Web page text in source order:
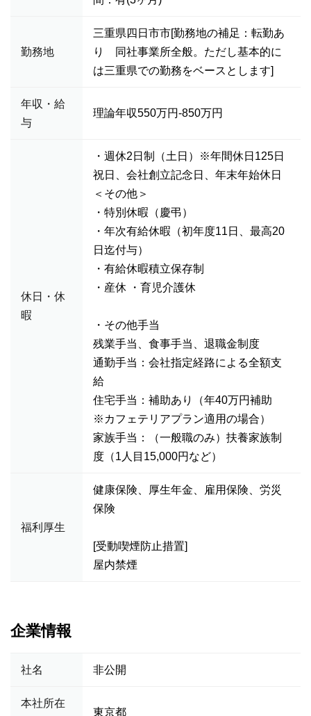
勤務地
三重県四日市市[勤務地の補足：転勤あ
り 同社事業所全般。ただし基本的に
は三重県での勤務をベースとします]
年収・給
与
理論年収550万円-850万円
休日・休
暇
・週休2日制（土日）※年間休日125日
祝日、会社創立記念日、年末年始休日
＜その他＞
・特別休暇（慶弔）
・年次有給休暇（初年度11日、最高20
日迄付与）
・有給休暇積立保存制
・産休 ・育児介護休
・その他手当
残業手当、食事手当、退職金制度
通勤手当：会社指定経路による全額支
給
住宅手当：補助あり（年40万円補助
※カフェテリアプラン適用の場合）
家族手当：（一般職のみ）扶養家族制
度（1人目15,000円など）
福利厚生
健康保険、厚生年金、雇用保険、労災
保険
[受動喫煙防止措置]
屋内禁煙
企業情報
社名 非公開
本社所在
東京都